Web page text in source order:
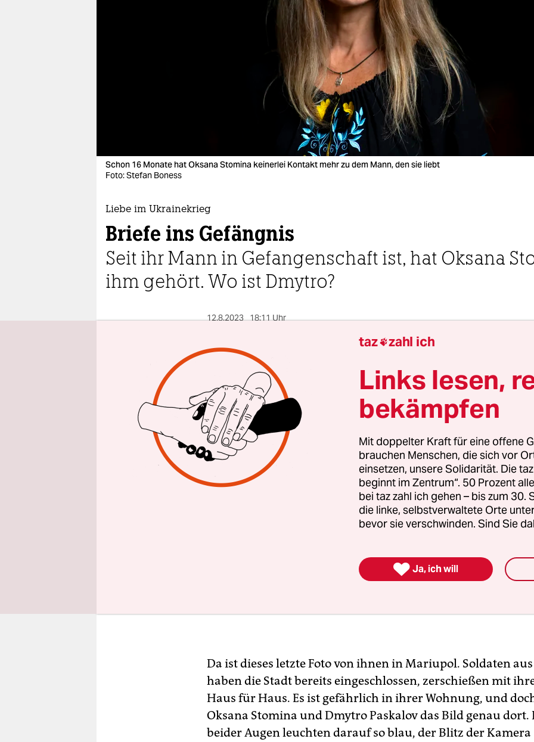
fragen & hilfe
abo
Schon 16 Monate hat Oksana Stomina keinerlei Kontakt mehr zu dem Mann, den sie liebt
Foto: Stefan Boness
Liebe im Ukrainekrieg
Briefe ins Gefängnis
Seit ihr Mann in Gefangenschaft ist, hat Oksana
ihm gehört. Wo ist Dmytro?
12.8.2023 18:11 Uhr
Aus Aus Kyjiw und Berlin
W ir schreiben einander diese Briefe./
Rein und
Nicht über Krieg, Waffen oder Sperren,
Sterne./
Ein hübsches Nest unter den Kiefern,
Wir schreiben über die Liebe./Was
ohne sie? –
„Aus dem Unabgesendeten“, Gedicht von
Da ist dieses letzte Foto von ihnen in Mariupol. Soldaten
haben die Stadt bereits eingeschlossen, zerschießen mit
Haus für Haus. Es ist gefährlich in ihrer Wohnung, und
Oksana Stomina und Dmytro Paskalov das Bild genau
beider Augen leuchten darauf so blau, der Blitz der Kamera
taz zahl ich
Links lesen,
bekämpfen
Mit doppelter Kraft für eine offene
brauchen Menschen, die sich vor
einsetzen, unsere Solidarität. Die
beginnt im Zentrum“. 50 Prozent
bei taz zahl ich gehen – bis zum
die linke, selbstverwaltete Orte
bevor sie verschwinden. Sind Sie
 Ja, ich will